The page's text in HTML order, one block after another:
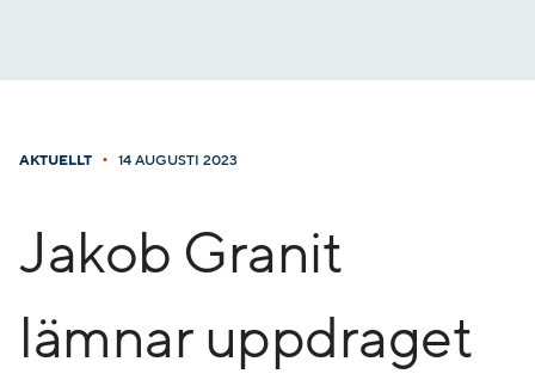
AKTUELLT • 14 AUGUSTI 2023
Jakob Granit
lämnar uppdraget